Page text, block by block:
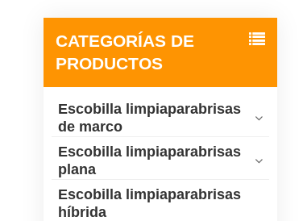
CATEGORÍAS DE
PRODUCTOS
Escobilla limpiaparabrisas
de marco
Escobilla limpiaparabrisas
plana
Escobilla limpiaparabrisas
híbrida